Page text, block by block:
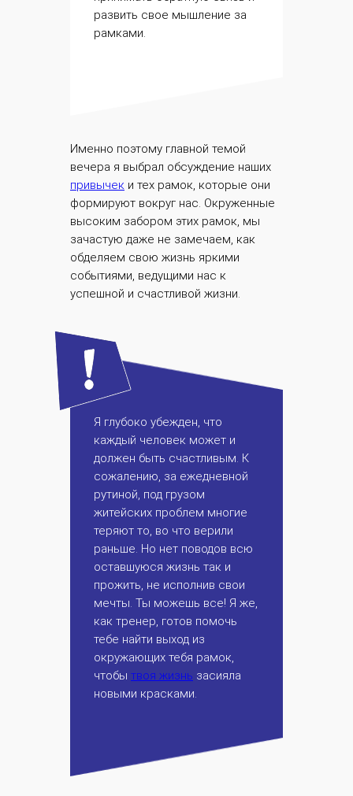
развить свое мышление за
рамками.
Именно поэтому главной темой
вечера я выбрал обсуждение наших
привычек и тех рамок, которые они
формируют вокруг нас. Окруженные
высоким забором этих рамок, мы
зачастую даже не замечаем, как
обделяем свою жизнь яркими
событиями, ведущими нас к
успешной и счастливой жизни.
Я глубоко убежден, что
каждый человек может и
должен быть счастливым. К
сожалению, за ежедневной
рутиной, под грузом
житейских проблем многие
теряют то, во что верили
раньше. Но нет поводов всю
оставшуюся жизнь так и
прожить, не исполнив свои
мечты. Ты можешь все! Я же,
как тренер, готов помочь
тебе найти выход из
окружающих тебя рамок,
чтобы твоя жизнь засияла
новыми красками.